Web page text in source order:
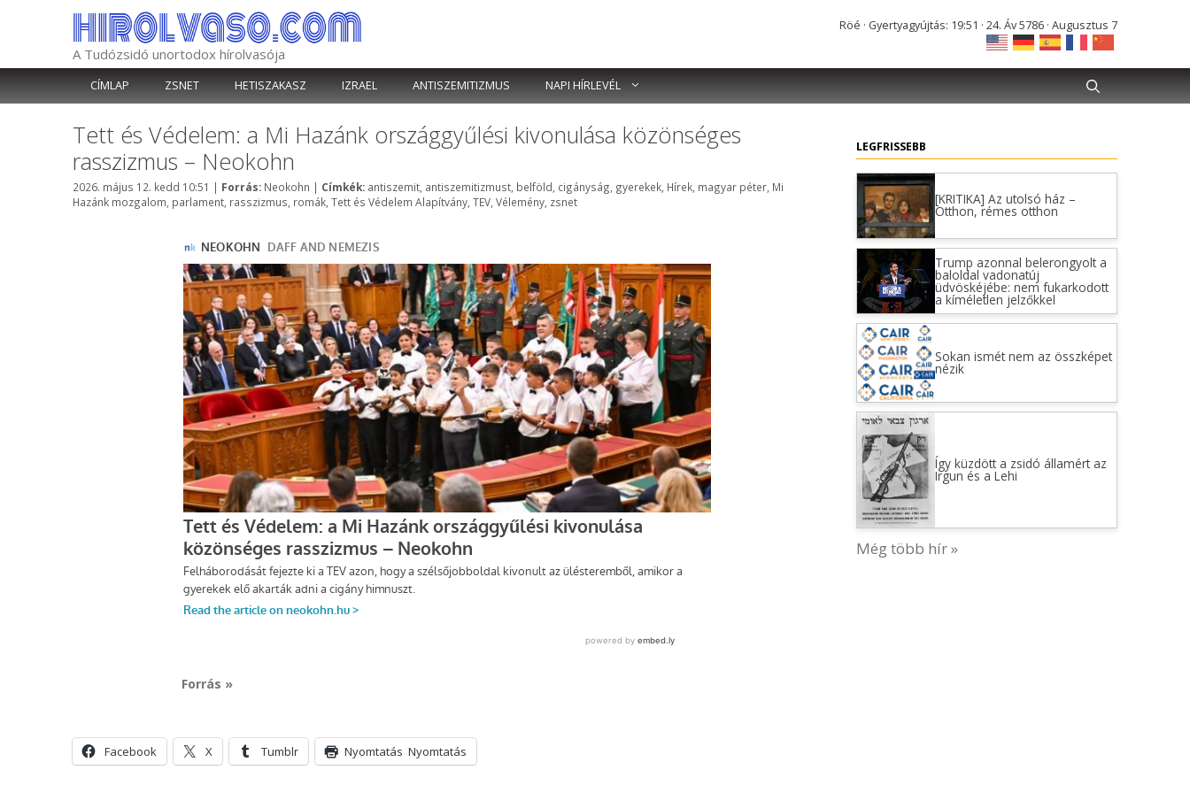
A Tudózsidó unortodox hírolvasója
Röé · Gyertyagyújtás: 19:51 · 24. Áv 5786 · Augusztus 7
CÍMLAP ZSNET HETISZAKASZ IZRAEL ANTISZEMITIZMUS NAPI HÍRLEVÉL
Tett és Védelem: a Mi Hazánk országgyűlési kivonulása közönséges
rasszizmus – Neokohn
2026. május 12. kedd 10:51 | Forrás: Kategória
Neokohn | Címkék: Címkék
antiszemit antiszemitizmust belföld cigányság gyerekek Hírek magyar péter Mi
Hazánk mozgalom parlament rasszizmus romák Tett és Védelem Alapítvány TEV Vélemény zsnet
Forrás »
Facebook X Tumblr Nyomtatás Nyomtatás
LEGFRISSEBB
[KRITIKA] Az utolsó ház –
Otthon, rémes otthon
Trump azonnal belerongyolt a
baloldal vadonatúj
üdvöskéjébe: nem fukarkodott
a kíméletlen jelzőkkel
Sokan ismét nem az összképet
nézik
Így küzdött a zsidó államért az
Irgun és a Lehi
Még több hír »